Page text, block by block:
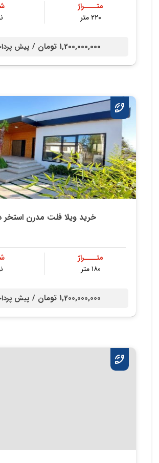
متــــراژ
۲۲۰ متر
1,200,000,000 تومان / پیش
خرید ویلا فلت مدرن استخر
متــــراژ
۱۸۰ متر
1,200,000,000 تومان / پیش